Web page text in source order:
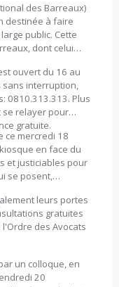
des Barreaux)
destinée à faire
public. Cette
dont celui
ouvert du 16 au
interruption,
0810.313.313. Plus
se relayer pour
gratuite.
ce mercredi 18
en face du
et justiciables pour
se posent,
leurs portes
gratuites
des Avocats
un colloque, en
20